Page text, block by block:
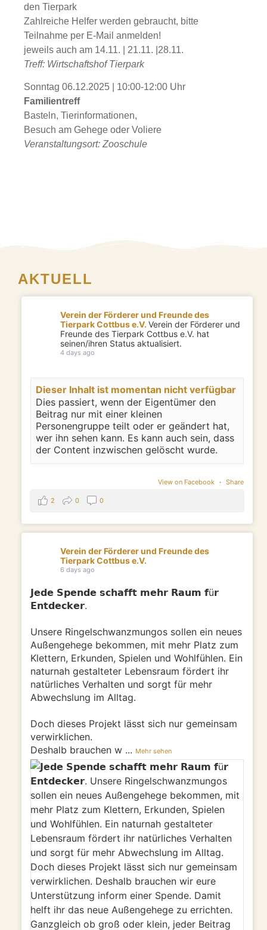
den Tierpark
Zahlreiche Helfer werden gebraucht, bitte
Teilnahme per E-Mail anmelden!
jeweils auch am 14.11. | 21.11. |28.11.
Treff: Wirtschaftshof Tierpark
Sonntag 06.12.2025 | 10:00-12:00 Uhr
Familientreff
Basteln, Tierinformationen,
Besuch am Gehege oder Voliere
Veranstaltungsort: Zooschule
AKTUELL
Verein der Förderer und Freunde des
Tierpark Cottbus e.V. Verein der Förderer und
Freunde des Tierpark Cottbus e.V. hat
seinen/ihren Status aktualisiert.
4 days ago
Dieser Inhalt ist momentan nicht verfügbar
Dies passiert, wenn der Eigentümer den
Beitrag nur mit einer kleinen
Personengruppe teilt oder er geändert hat,
wer ihn sehen kann. Es kann auch sein, dass
der Content inzwischen gelöscht wurde.
View on Facebook · Share
2 0 0
Verein der Förderer und Freunde des
Tierpark Cottbus e.V.
6 days ago
𝗝𝗲𝗱𝗲 𝗦𝗽𝗲𝗻𝗱𝗲 𝘀𝗰𝗵𝗮𝗳𝗳𝘁 𝗺𝗲𝗵𝗿 𝗥𝗮𝘂𝗺 𝗳ü𝗿
𝗘𝗻𝘁𝗱𝗲𝗰𝗸𝗲𝗿.
Unsere Ringelschwanzmungos sollen ein neues
Außengehege bekommen, mit mehr Platz zum
Klettern, Erkunden, Spielen und Wohlfühlen. Ein
naturnah gestalteter Lebensraum fördert ihr
natürliches Verhalten und sorgt für mehr
Abwechslung im Alltag.
Doch dieses Projekt lässt sich nur gemeinsam
verwirklichen.
Deshalb brauchen w ... Mehr sehen